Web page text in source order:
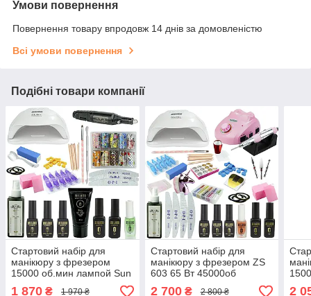
Умови повернення
Повернення товару впродовж 14 днів за домовленістю
Всі умови повернення
Подібні товари компанії
Стартовий набір для
манікюру з фрезером
15000 об.мин лампой Sun
X 54 Вт розхідниками гель
1 870 ₴ 1 970 ₴
Стартовий набір для
манікюру з фрезером ZS
603 65 Вт 45000об
2 700₴ 2 800 ₴ 2